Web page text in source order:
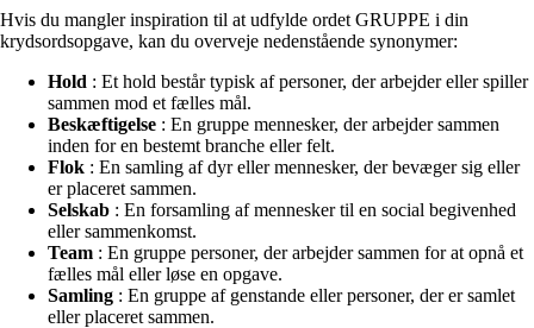
Hvis du mangler inspiration til at udfylde ordet GRUPPE i din
krydsordsopgave, kan du overveje nedenstående synonymer:
Hold : Et hold består typisk af personer, der arbejder eller spiller
sammen mod et fælles mål.
Beskæftigelse : En gruppe mennesker, der arbejder sammen
inden for en bestemt branche eller felt.
Flok : En samling af dyr eller mennesker, der bevæger sig eller
er placeret sammen.
Selskab : En forsamling af mennesker til en social begivenhed
eller sammenkomst.
Team : En gruppe personer, der arbejder sammen for at opnå et
fælles mål eller løse en opgave.
Samling : En gruppe af genstande eller personer, der er samlet
eller placeret sammen.